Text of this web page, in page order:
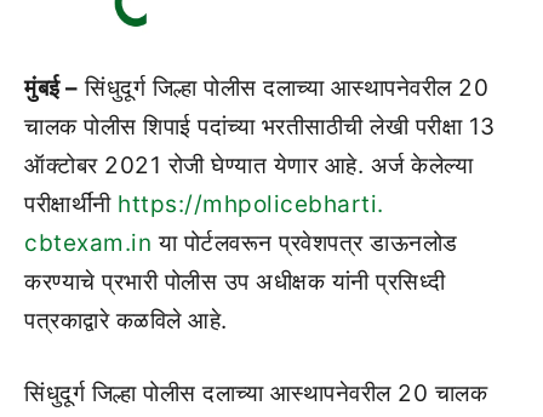
मुंबई – सिंधुदूर्ग जिल्हा पोलीस दलाच्या आस्थापनेवरील 20
चालक पोलीस शिपाई पदांच्या भरतीसाठीची लेखी परीक्षा 13
ऑक्टोबर 2021 रोजी घेण्यात येणार आहे. अर्ज केलेल्या
परीक्षार्थींनी https://mhpolicebharti.
cbtexam.in या पोर्टलवरून प्रवेशपत्र डाऊनलोड
करण्याचे प्रभारी पोलीस उप अधीक्षक यांनी प्रसिध्दी
पत्रकाद्वारे कळविले आहे.
सिंधुदूर्ग जिल्हा पोलीस दलाच्या आस्थापनेवरील 20 चालक